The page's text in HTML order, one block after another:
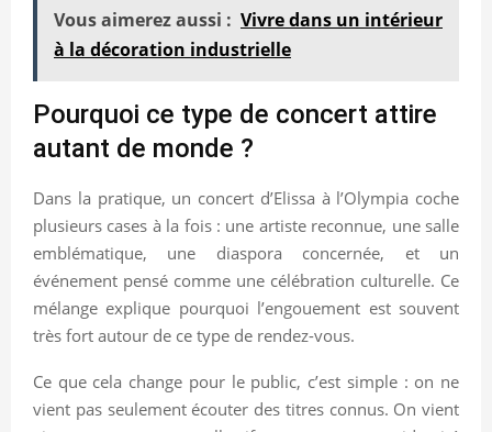
Vous aimerez aussi : Vivre dans un intérieur
à la décoration industrielle
Pourquoi ce type de concert attire
autant de monde ?
Dans la pratique, un concert d’Elissa à l’Olympia coche
plusieurs cases à la fois : une artiste reconnue, une salle
emblématique, une diaspora concernée, et un
événement pensé comme une célébration culturelle. Ce
mélange explique pourquoi l’engouement est souvent
très fort autour de ce type de rendez-vous.
Ce que cela change pour le public, c’est simple : on ne
vient pas seulement écouter des titres connus. On vient